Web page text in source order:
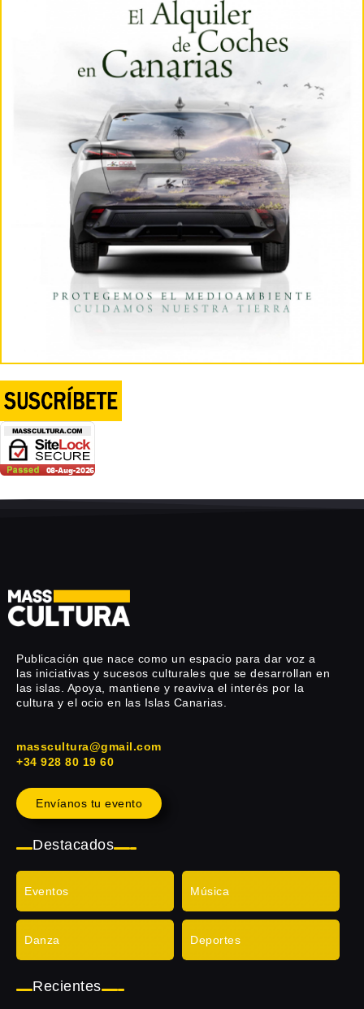
Publicación que nace como un espacio para dar voz a
las iniciativas y sucesos culturales que se desarrollan en
las islas. Apoya, mantiene y reaviva el interés por la
cultura y el ocio en las Islas Canarias.
masscultura@gmail.com
+34 928 80 19 60
Envíanos tu evento
Destacados
Eventos Música
Danza Deportes
Recientes